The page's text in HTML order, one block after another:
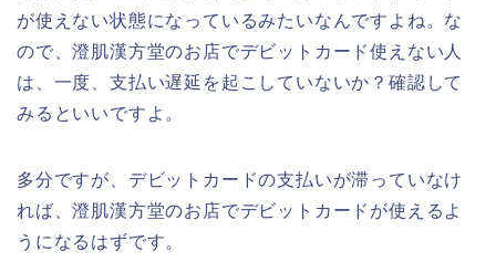
が使えない状態になっているみたいなんですよね。な
ので、澄肌漢方堂のお店でデビットカード使えない人
は、一度、支払い遅延を起こしていないか？確認して
みるといいですよ。
多分ですが、デビットカードの支払いが滞っていなけ
れば、澄肌漢方堂のお店でデビットカードが使えるよ
うになるはずです。